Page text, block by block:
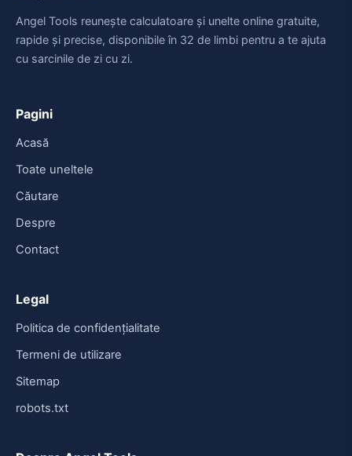
Angel Tools reunește calculatoare și unelte online gratuite,
rapide și precise, disponibile în 32 de limbi pentru a te ajuta
cu sarcinile de zi cu zi.
Pagini
Acasă
Toate uneltele
Căutare
Despre
Contact
Legal
Politica de confidențialitate
Termeni de utilizare
Sitemap
robots.txt